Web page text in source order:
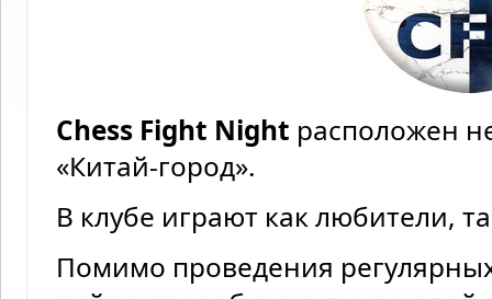
Chess Fight Night расположен
«Китай-город».
В клубе играют как любители,
Помимо проведения